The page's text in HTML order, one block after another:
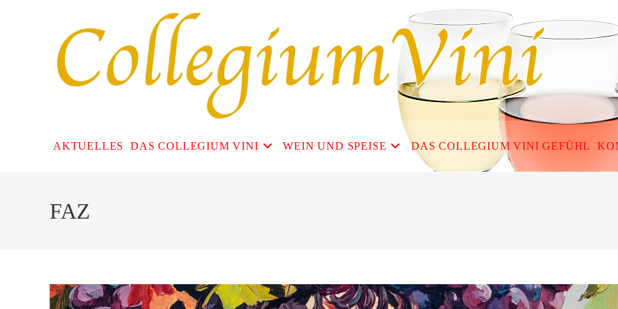
AKTUELLES DAS COLLEGIUM VINI WEIN UND SPEISE DAS COLLEGIUM VINI GEFÜHL
FAZ